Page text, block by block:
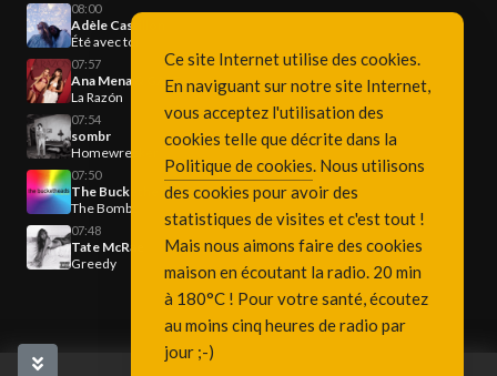
08:00
Adèle Castillon
Été avec toi
07:57
Ana Mena & GALE
La Razón
07:54
sombr
Homewrecker
07:50
The Bucketheads
The Bomb
07:48
Tate McRae
Greedy
Ce site Internet utilise des cookies.
En naviguant sur notre site Internet,
vous acceptez l'utilisation des
cookies telle que décrite dans la
Politique de cookies. Nous utilisons
des cookies pour avoir des
statistiques de visites et c'est tout !
Mais nous aimons faire des cookies
maison en écoutant la radio. 20 min
à 180°C ! Pour votre santé, écoutez
au moins cinq heures de radio par
jour ;-)